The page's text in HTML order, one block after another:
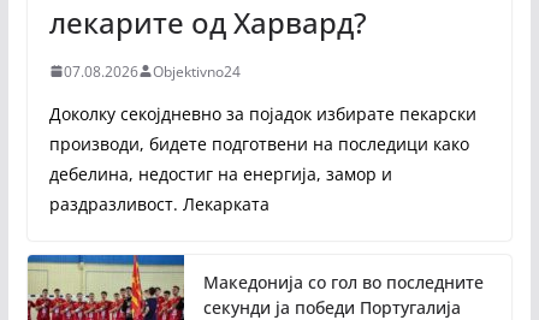
лекарите од Харвард?
07.08.2026 Objektivno24
Доколку секојдневно за појадок избирате пекарски
производи, бидете подготвени на последици како
дебелина, недостиг на енергија, замор и
раздразливост. Лекарката
Македонија со гол во последните
секунди ја победи Португалија